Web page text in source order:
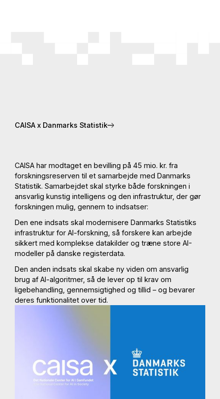
CAISA x Danmarks Statistik
CAISA har modtaget en bevilling på 45 mio. kr. fra
forskningsreserven til et samarbejde med Danmarks
Statistik. Samarbejdet skal styrke både forskningen i
ansvarlig kunstig intelligens og den infrastruktur, der gør
forskningen mulig, gennem to indsatser:
Den ene indsats skal modernisere Danmarks Statistiks
infrastruktur for AI-forskning, så forskere kan arbejde
sikkert med komplekse datakilder og træne store AI-
modeller på danske registerdata.
Den anden indsats skal skabe ny viden om ansvarlig
brug af AI-algoritmer, så de lever op til krav om
ligebehandling, gennemsigtighed og tillid – og bevarer
deres funktionalitet over tid.